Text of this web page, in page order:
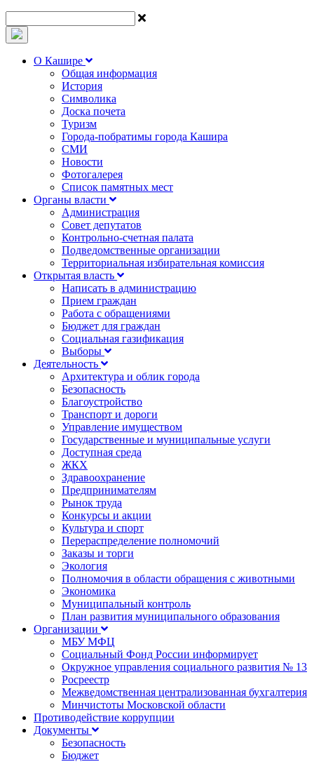
О Кашире
Общая информация
История
Символика
Доска почета
Туризм
Города-побратимы города Кашира
СМИ
Новости
Фотогалерея
Список памятных мест
Органы власти
Администрация
Совет депутатов
Контрольно-счетная палата
Подведомственные организации
Территориальная избирательная комиссия
Открытая власть
Написать в администрацию
Прием граждан
Работа с обращениями
Бюджет для граждан
Социальная газификация
Выборы
Деятельность
Архитектура и облик города
Безопасность
Благоустройство
Транспорт и дороги
Управление имуществом
Государственные и муниципальные услуги
Доступная среда
ЖКХ
Здравоохранение
Предпринимателям
Рынок труда
Конкурсы и акции
Культура и спорт
Перераспределение полномочий
Заказы и торги
Экология
Полномочия в области обращения с животными
Экономика
Муниципальный контроль
План развития муниципального образования
Организации
МБУ МФЦ
Социальный Фонд России информирует
Окружное управления социального развития № 13
Росреестр
Межведомственная централизованная бухгалтерия
Минчистоты Московской области
Противодействие коррупции
Документы
Безопасность
Бюджет